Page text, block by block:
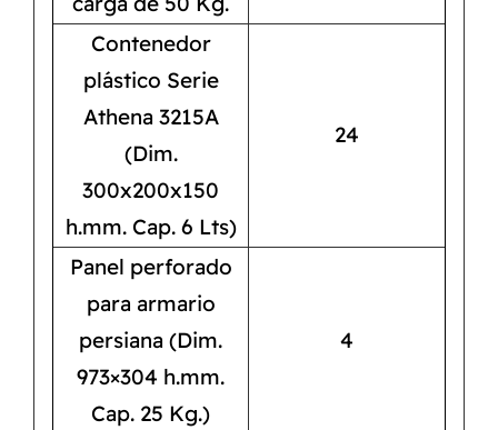
Contenedor
plástico Serie
Athena 3215A
(Dim.
300x200x150
h.mm. Cap. 6 Lts)
24
Panel perforado
para armario
persiana (Dim.
973×304 h.mm.
Cap. 25 Kg.)
4